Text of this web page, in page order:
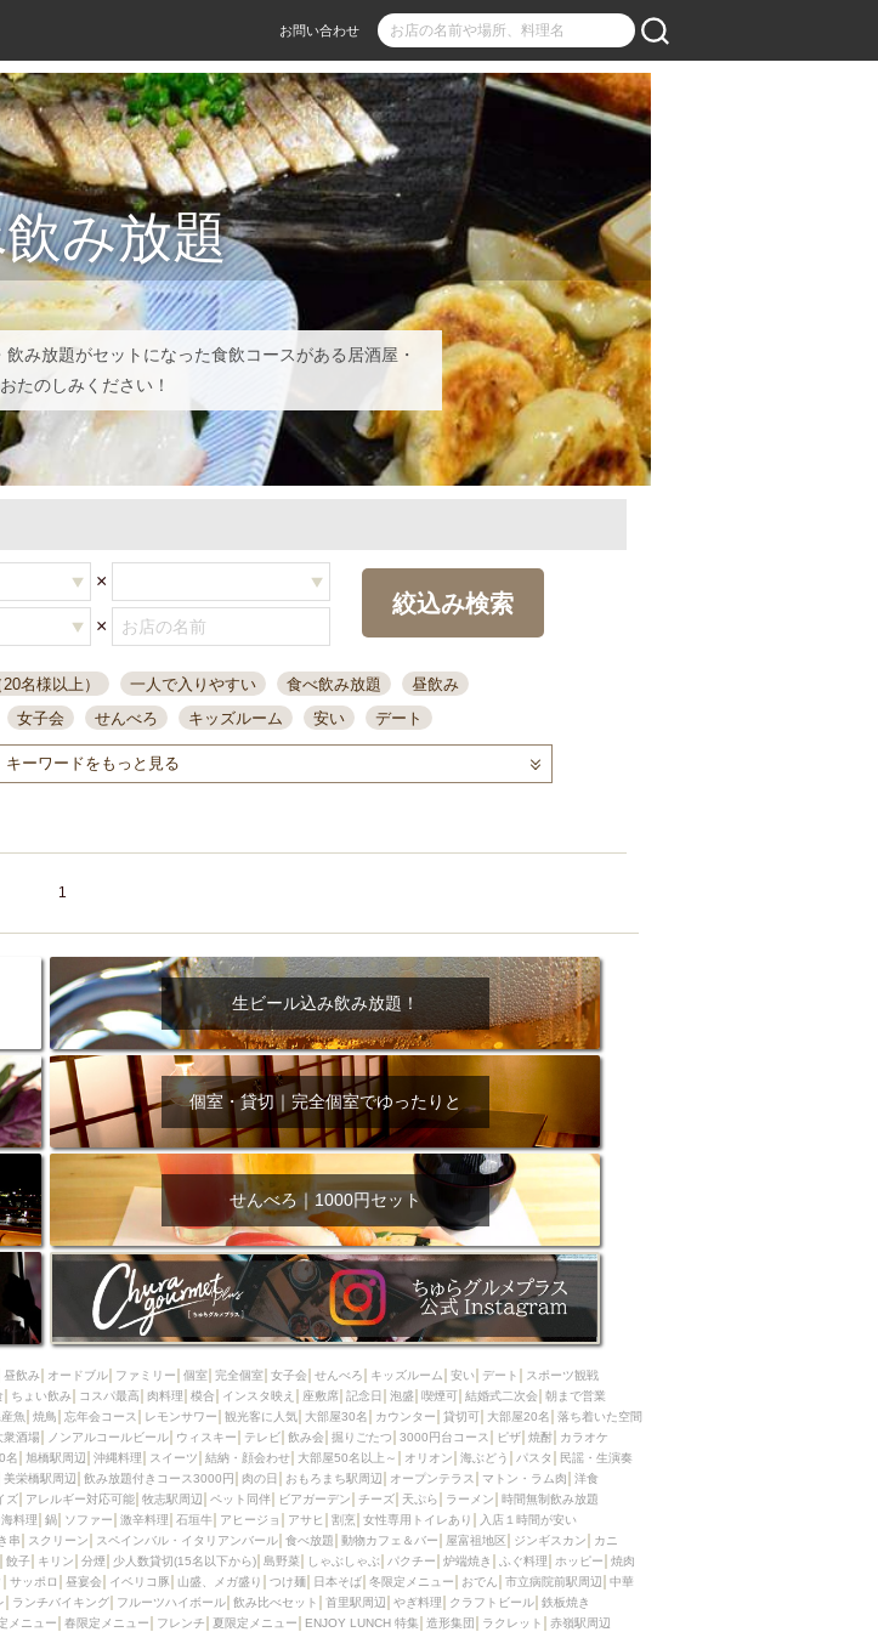
お問い合わせ
み放題
み放題がセットになった食飲コースがある居酒屋・
たのしみください！
×
×
絞込み検索
名様以上） 一人で入りやすい 食べ飲み放題
昼飲み
女子会 せんべろ キッズルーム 安い
デート
人飲み 誕生日 大人数
模合 インスタ映え 座敷席 記念日 泡盛
喫煙可
ース レモンサワー 観光客に人気 大部屋30名
カウンター
円台コース
デリバリー 寿司 クリスマス 和食
クーポン
旭橋駅周辺 沖縄料理 スイーツ
結納・顔会わせ
民謡・生演奏 気軽に一杯
店内全面禁煙
貝づくし 燻製料理
美栄橋駅周辺
駅周辺 オープンテラス マトン・ラム肉
洋食
牡蠣 夜景・景色◎ 夜12時以降入店可
サプライズ
ビアガーデン 天ぷら
時間無制飲み放題
バレンタイン 立ち飲み 5000円以上コース 地中海料理
鍋
アサヒ 割烹 女性専用トイレあり
入店１時間が安い
モン(もつ) 炭火焼 ペイディ（給料日）
野菜巻き串
食べ放題 動物カフェ＆バー 屋富祖地区
ジンギスカン
・エスニック 熱燗 生け簀 獺祭 イタリアン
古島駅周辺
) しゃぶしゃぶ パクチー 炉端焼き
ふぐ料理
ウェディング 58KACHA-SEA
バイキング（ビュッフェ）
山盛、メガ盛り つけ麺 日本そば 冬限定メニュー
おでん
オーガニック プレミアムフライデー
牛串焼き
ーツハイボール 飲み比べセット 首里駅周辺
やぎ料理
んざい チーズタッカルビ 奥武山公園駅周辺
小禄駅周辺
フレンチ 夏限定メニュー ENJOY LUNCH 特集
造形集団
駅周辺 儀保駅周辺
キーワードをもっと見る
1
生ビール込み飲み放題！
個室・貸切｜完全個室でゆったりと
せんべろ｜1000円セット
昼飲み オードブル ファミリー 個室 完全個室 女子会 せんべろ キッズルーム 安い デート
スポーツ観戦
ちょい飲み コスパ最高 肉料理 模合 インスタ映え 座敷席 記念日 泡盛 喫煙可 結婚式二次会 朝まで営業
魚 焼鳥 忘年会コース レモンサワー 観光客に人気 大部屋30名 カウンター 貸切可 大部屋20名
落ち着いた空間
衆酒場 ノンアルコールビール ウィスキー テレビ 飲み会 掘りごたつ 3000円台コース ピザ 焼酎
カラオケ
名 旭橋駅周辺 沖縄料理 スイーツ 結納・顔会わせ 大部屋50名以上～ オリオン 海ぶどう パスタ
民謡・生演奏
美栄橋駅周辺 飲み放題付きコース3000円 肉の日 おもろまち駅周辺 オープンテラス マトン・ラム肉
洋食
ズ アレルギー対応可能 牧志駅周辺 ペット同伴 ビアガーデン チーズ 天ぷら ラーメン
時間無制飲み放題
料理 鍋 ソファー 激辛料理 石垣牛 アヒージョ アサヒ 割烹 女性専用トイレあり
入店１時間が安い
串 スクリーン スペインバル・イタリアンバール 食べ放題 動物カフェ＆バー 屋富祖地区 ジンギスカン
カニ
餃子 キリン 分煙 少人数貸切(15名以下から) 島野菜 しゃぶしゃぶ パクチー 炉端焼き ふぐ料理 ホッピー
焼肉
サッポロ 昼宴会 イベリコ豚 山盛、メガ盛り つけ麺 日本そば 冬限定メニュー おでん 市立病院前駅周辺
中華
ランチバイキング フルーツハイボール 飲み比べセット 首里駅周辺 やぎ料理 クラフトビール 鉄板焼き
メニュー 春限定メニュー フレンチ 夏限定メニュー ENJOY LUNCH 特集 造形集団 ラクレット 赤嶺駅周辺